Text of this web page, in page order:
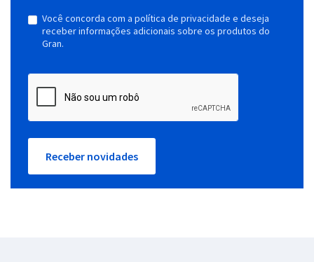
Você concorda com a política de privacidade e deseja
receber informações adicionais sobre os produtos do
Gran.
Receber novidades